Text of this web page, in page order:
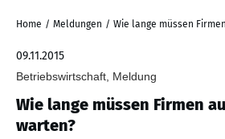
Home / Meldungen /
09.11.2015
Betriebswirtschaft, Meldung
Wie lange müssen Firmen
warten?